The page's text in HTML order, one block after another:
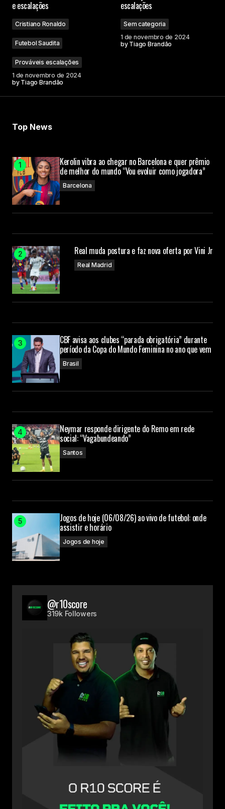
Comment*
Your Name
e escalações
Cristiano Ronaldo
Futebol Saudita
Prováveis escalações
1 de novembro de 2024
by Tiago Brandão
escalações
Sem categoria
1 de novembro de 2024
by Tiago Brandão
Top News
Kerolin vibra ao chegar no Barcelona e quer prêmio
de melhor do mundo “Vou evoluir como jogadora”
Barcelona
Real muda postura e faz nova oferta por Vini Jr
Real Madrid
CBF avisa aos clubes “parada obrigatória” durante
período da Copa do Mundo Feminina no ano que vem
Brasil
Neymar responde dirigente do Remo em rede
social: “Vagabundeando”
Santos
Jogos de hoje (06/08/26) ao vivo de futebol: onde
assistir e horário
Jogos de hoje
@r10score
319k Followers